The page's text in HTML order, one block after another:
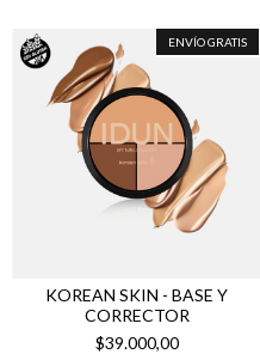
ENVÍO GRATIS
KOREAN SKIN - BASE Y
CORRECTOR
$39.000,00